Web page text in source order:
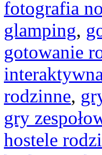
fotografia
glamping,
gotowanie
rodzinne,
gry
hostele